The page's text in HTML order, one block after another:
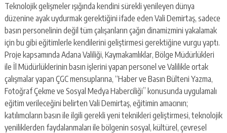
Teknolojik gelişmeler ışığında kendini sürekli yenileyen dünya
düzenine ayak uydurmak gerektiğini ifade eden Vali Demirtaş, sadece
basın personelinin değil tüm çalışanların çağın dinamizmini yakalamak
için bu gibi eğitimlerle kendilerini geliştirmesi gerektiğine vurgu yaptı.
Proje kapsamında Adana Valiliği, Kaymakamlıklar, Bölge Müdürlükleri
ile İl Müdürlüklerinin basın işlerini yapan personel ve Valilikle ortak
çalışmalar yapan ÇGC mensuplarına, “Haber ve Basın Bülteni Yazma,
Fotoğraf Çekme ve Sosyal Medya Haberciliği” konusunda uygulamalı
eğitim verileceğini belirten Vali Demirtaş, eğitimin amacının;
katılımcıların basın ile ilgili gerekli yeni teknikleri geliştirmesi, teknolojik
yeniliklerden faydalanmaları ile bölgenin sosyal, kültürel, çevresel